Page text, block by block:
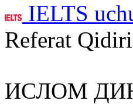
IELTS
Referat
ИСЛОМ